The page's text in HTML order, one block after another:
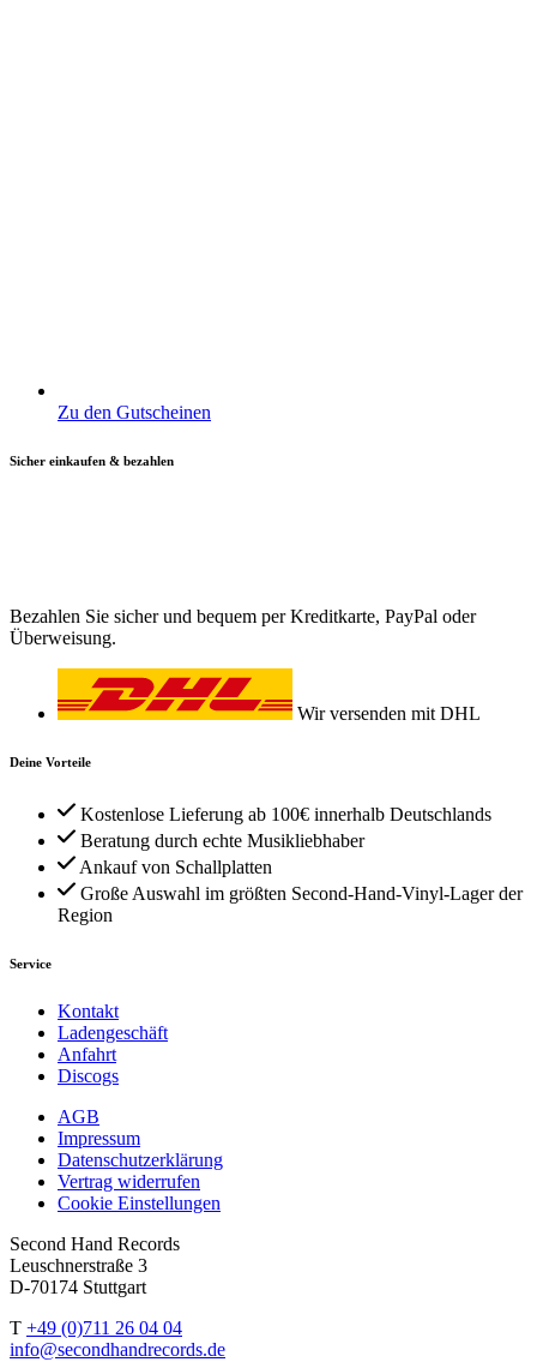
Zu den Gutscheinen
Sicher einkaufen & bezahlen
Bezahlen Sie sicher und bequem per Kreditkarte, PayPal oder
Überweisung.
Wir versenden mit DHL
Deine Vorteile
Kostenlose Lieferung ab 100€ innerhalb Deutschlands
Beratung durch echte Musikliebhaber
Ankauf von Schallplatten
Große Auswahl im größten Second-Hand-Vinyl-Lager der
Region
Service
Kontakt
Ladengeschäft
Anfahrt
Discogs
AGB
Impressum
Datenschutzerklärung
Vertrag widerrufen
Cookie Einstellungen
Second Hand Records
Leuschnerstraße 3
D-70174 Stuttgart
T +49 (0)711 26 04 04
info@secondhandrecords.de